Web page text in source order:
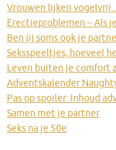
Vrouwen lijken
Erectieproblemen – Als
Ben jij soms ook je
Seksspeeltjes, hoeveel
Leven buiten je comfort
Adventskalender
Pas op spoiler: Inhoud
Samen met je partner
Seks na je 50e